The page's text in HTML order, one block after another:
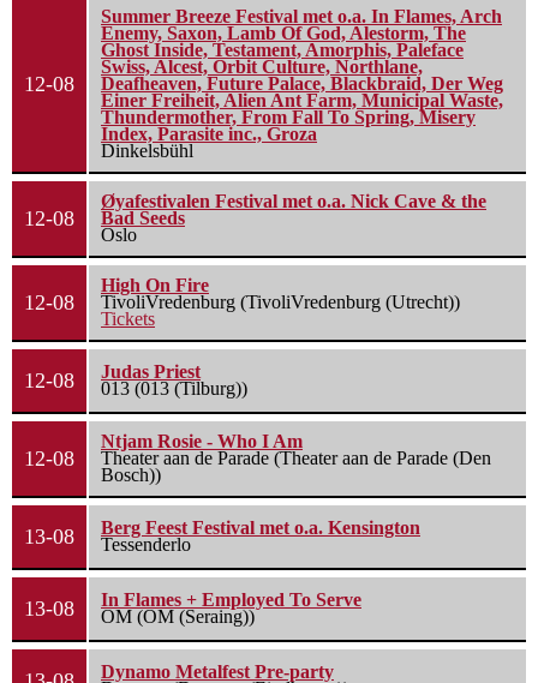
12-08
Summer Breeze Festival met o.a. In Flames, Arch
Enemy, Saxon, Lamb Of God, Alestorm, The
Ghost Inside, Testament, Amorphis, Paleface
Swiss, Alcest, Orbit Culture, Northlane,
Deafheaven, Future Palace, Blackbraid, Der Weg
Einer Freiheit, Alien Ant Farm, Municipal Waste,
Thundermother, From Fall To Spring, Misery
Index, Parasite inc., Groza
Dinkelsbühl
12-08
Øyafestivalen Festival met o.a. Nick Cave & the
Bad Seeds
Oslo
12-08
High On Fire
TivoliVredenburg (TivoliVredenburg (Utrecht))
Tickets
12-08
Judas Priest
013 (013 (Tilburg))
12-08
Ntjam Rosie - Who I Am
Theater aan de Parade (Theater aan de Parade (Den
Bosch))
13-08
Berg Feest Festival met o.a. Kensington
Tessenderlo
13-08
In Flames + Employed To Serve
OM (OM (Seraing))
Dynamo Metalfest Pre-party